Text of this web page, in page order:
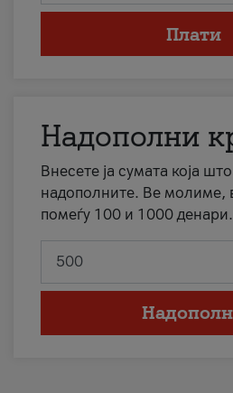
Плати
Надополни
Внесете ја сумата која
надополните. Ве молиме,
помеѓу 100 и 1000 денари.